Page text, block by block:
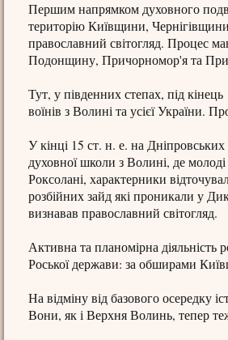
Першим напрямком духовного
територію Київщини,
православний світогляд. Процес
Подонщину, Причорномор'я та
Тут, у південних степах, під
воїнів з Волині та усієї України.
У кінці 15 ст. н. е. на
духовної школи з Волині, де
Роксолані, характерники
розбійних зайд які проникали у
визнавав православний світогляд.
Активна та планомірна діяльність
Роської держави: за обширами
На відміну від базового осередку
Вони, як і Верхня Волинь, тепер